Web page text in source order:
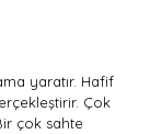
yaratır. Hafif
Çok
çok sahte